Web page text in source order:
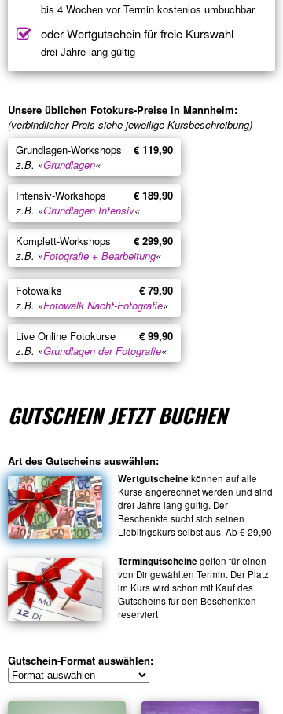
bis 4 Wochen vor Termin kostenlos umbuchbar
oder Wertgutschein für freie Kurswahl
drei Jahre lang gültig
Unsere üblichen Fotokurs-Preise in Mannheim:
(verbindlicher Preis siehe jeweilige Kursbeschreibung)
Grundlagen-Workshops
€ 119,90
z.B. »Grundlagen«
Intensiv-Workshops
€ 189,90
z.B. »Grundlagen Intensiv«
Komplett-Workshops
€ 299,90
z.B. »Fotografie + Bearbeitung«
Fotowalks
€ 79,90
z.B. »Fotowalk Nacht-Fotografie«
Live Online Fotokurse
€ 99,90
z.B. »Grundlagen der Fotografie«
GUTSCHEIN JETZT BUCHEN
Art des Gutscheins auswählen:
Wertgutscheine können auf alle
Kurse angerechnet werden und sind
drei Jahre lang gültig. Der
Beschenkte sucht sich seinen
Lieblingskurs selbst aus. Ab € 29,90
Termingutscheine gelten für einen
von Dir gewählten Termin. Der Platz
im Kurs wird schon mit Kauf des
Gutscheins für den Beschenkten
reserviert
Gutschein-Format auswählen: